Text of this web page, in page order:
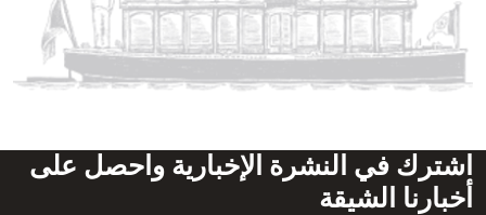
اشترك في النشرة الإخبارية واحصل على
أخبارنا الشيقة